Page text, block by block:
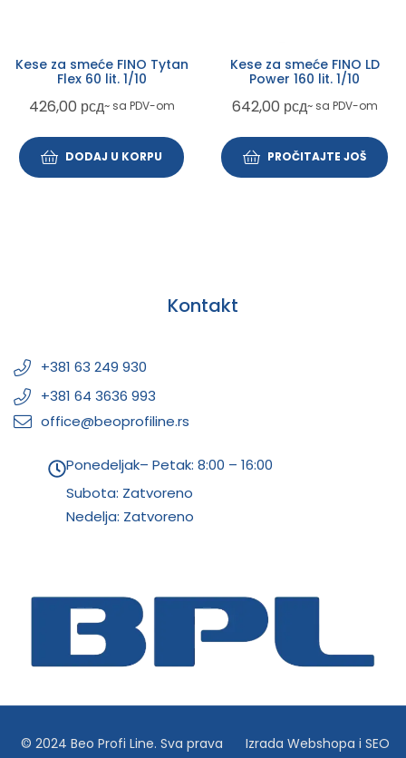
Kese za smeće FINO Tytan
Flex 60 lit. 1/10
426,00 рсд~ sa PDV-om
DODAJ U KORPU
Kese za smeće FINO LD
Power 160 lit. 1/10
642,00 рсд~ sa PDV-om
PROČITAJTE JOŠ
Kontakt
+381 63 249 930
+381 64 3636 993
office@beoprofiline.rs
Ponedeljak– Petak: 8:00 – 16:00
Subota: Zatvoreno
Nedelja: Zatvoreno
© 2024 Beo Profi Line. Sva prava
Izrada Webshopa iSEO